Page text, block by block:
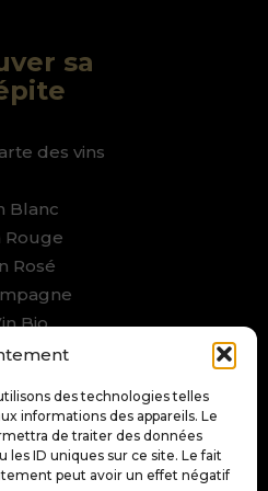
des technologies telles
informations des appareils. Le
de traiter des données
ID uniques sur ce site. Le fait
peut avoir un effet négatif
sa
des vins
Blanc
Rouge
Rosé
Bio